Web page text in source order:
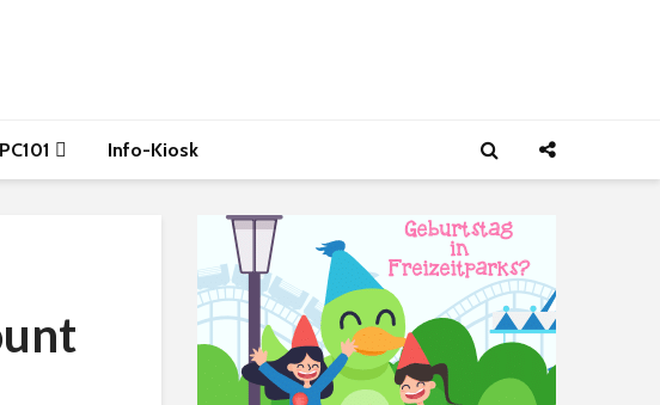
Info-Kiosk